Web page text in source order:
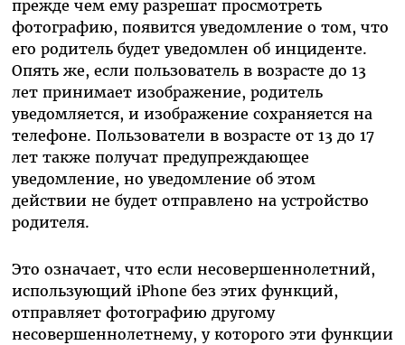
прежде чем ему разрешат просмотреть
фотографию, появится уведомление о том, что
его родитель будет уведомлен об инциденте.
Опять же, если пользователь в возрасте до 13
лет принимает изображение, родитель
уведомляется, и изображение сохраняется на
телефоне. Пользователи в возрасте от 13 до 17
лет также получат предупреждающее
уведомление, но уведомление об этом
действии не будет отправлено на устройство
родителя.
Это означает, что если несовершеннолетний,
использующий iPhone без этих функций,
отправляет фотографию другому
несовершеннолетнему, у которого эти функции